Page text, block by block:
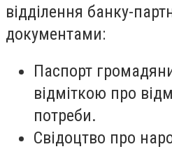
відділення банку-
документами:
Паспорт
відміткою про
потреби.
Свідоцтво про